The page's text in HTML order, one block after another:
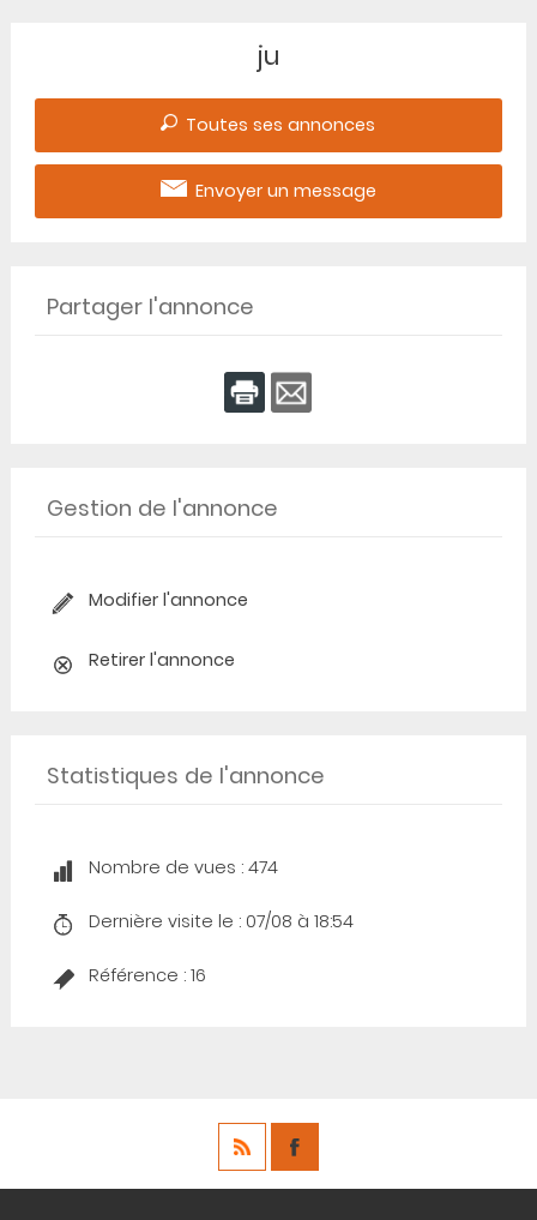
ju
Toutes ses annonces
Envoyer un message
Partager l'annonce
Gestion de l'annonce
Modifier l'annonce
Retirer l'annonce
Statistiques de l'annonce
Nombre de vues : 474
Dernière visite le : 07/08 à 18:54
Référence : 16